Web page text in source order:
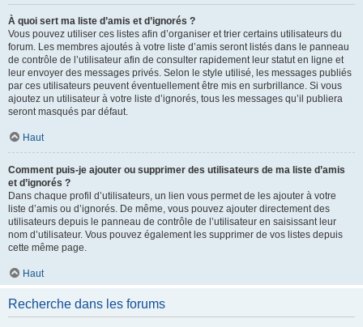
À quoi sert ma liste d’amis et d’ignorés ?
Vous pouvez utiliser ces listes afin d’organiser et trier certains utilisateurs du
forum. Les membres ajoutés à votre liste d’amis seront listés dans le panneau
de contrôle de l’utilisateur afin de consulter rapidement leur statut en ligne et
leur envoyer des messages privés. Selon le style utilisé, les messages publiés
par ces utilisateurs peuvent éventuellement être mis en surbrillance. Si vous
ajoutez un utilisateur à votre liste d’ignorés, tous les messages qu’il publiera
seront masqués par défaut.
Haut
Comment puis-je ajouter ou supprimer des utilisateurs de ma liste d’amis
et d’ignorés ?
Dans chaque profil d’utilisateurs, un lien vous permet de les ajouter à votre
liste d’amis ou d’ignorés. De même, vous pouvez ajouter directement des
utilisateurs depuis le panneau de contrôle de l’utilisateur en saisissant leur
nom d’utilisateur. Vous pouvez également les supprimer de vos listes depuis
cette même page.
Haut
Recherche dans les forums